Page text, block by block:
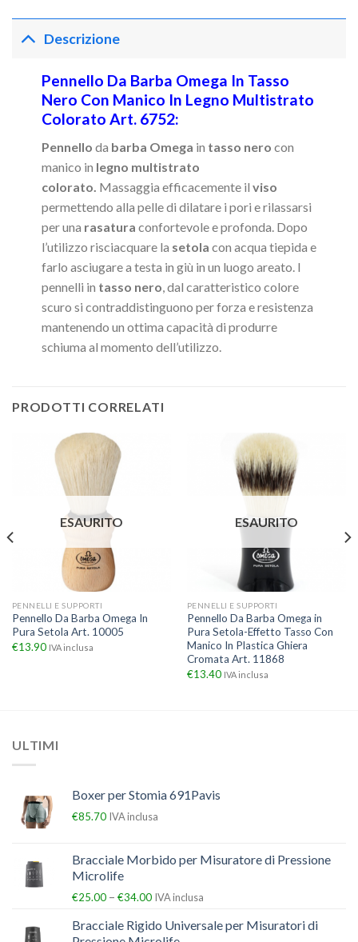
Descrizione
Pennello Da Barba Omega In Tasso
Nero Con Manico In Legno Multistrato
Colorato Art. 6752:
Pennello da barba Omega in tasso nero con
manico in legno multistrato
colorato. Massaggia efficacemente il viso
permettendo alla pelle di dilatare i pori e rilassarsi
per una rasatura confortevole e profonda. Dopo
l’utilizzo risciacquare la setola con acqua tiepida e
farlo asciugare a testa in giù in un luogo areato. I
pennelli in tasso nero, dal caratteristico colore
scuro si contraddistinguono per forza e resistenza
mantenendo un ottima capacità di produrre
schiuma al momento dell’utilizzo.
PRODOTTI CORRELATI
ESAURITO
PENNELLI E SUPPORTI
Pennello Da Barba Omega In
Pura Setola Art. 10005
€13.90 IVA inclusa
ESAURITO
PENNELLI E SUPPORTI
Pennello Da Barba Omega in
Pura Setola-Effetto Tasso Con
Manico In Plastica Ghiera
Cromata Art. 11868
€13.40 IVA inclusa
ULTIMI
Boxer per Stomia 691Pavis
€85.70 IVA inclusa
Bracciale Morbido per Misuratore di Pressione
Microlife
€25.00 – €34.00 IVA inclusa
Bracciale Rigido Universale per Misuratori di